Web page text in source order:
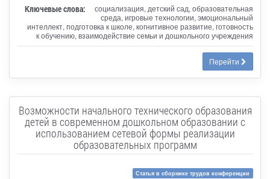
Ключевые слова:
социализация, детский сад, образовательная
среда, игровые технологии, эмоциональный
интеллект, подготовка к школе, когнитивное развитие, готовность
к обучению, взаимодействие семьи и дошкольного учреждения
Перейти
Возможности начального технического образования
детей в современном дошкольном образовании с
использованием сетевой формы реализации
образовательных программ
Статья в сборнике трудов конференции